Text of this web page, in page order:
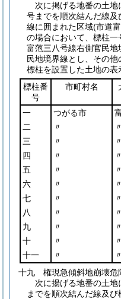
次に掲げる地番の土
号までを順次結んだ線
線に囲まれた区域(市道
の場合において、標柱
富萢三八号線右側官民
民地境界線とし、その他
標柱を設置した土地の表
標柱番
号
市町村名
一 つがる市
二
〃 〃
三
〃 〃
四
〃 〃
五
〃 〃
六
〃 〃
七
〃 〃
八
〃 〃
九
〃 〃
十
〃 〃
十一
〃 〃
十九 権現急傾斜地崩壊危
次に揚げる地番の土
までを順次結んだ線及